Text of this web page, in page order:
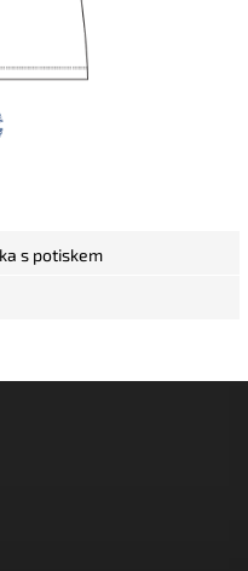
s potiskem